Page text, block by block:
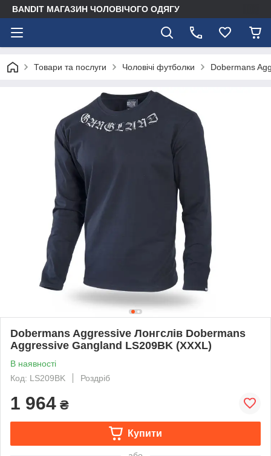
BANDIT МАГАЗИН ЧОЛОВІЧОГО ОДЯГУ
Товари та послуги Чоловічі футболки Dobermans
Dobermans Aggressive Лонгслів Dobermans
Aggressive Gangland LS209BK (XXXL)
В наявності
Код: LS209BK
Роздріб
1 964 ₴
Купити